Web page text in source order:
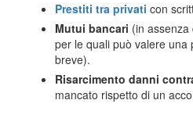
Prestiti tra privati con
Mutui bancari (in
per le quali può valere una
breve).
Risarcimento danni
mancato rispetto di un